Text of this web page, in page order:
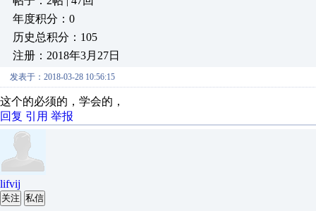
年度积分：0
历史总积分：105
注册：2018年3月27日
发表于：2018-03-28 10:56:15
这个的必须的，学会的，
回复 引用 举报
lifvij
关注 私信